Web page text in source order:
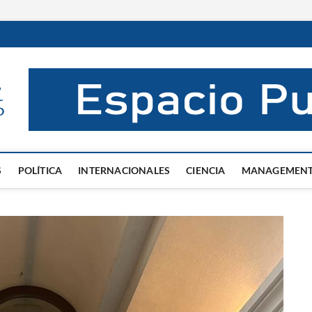
El Mentor
INFORMACIÓN DE VERDAD
POLÍTICA INTERNACIONALES CIENCIA